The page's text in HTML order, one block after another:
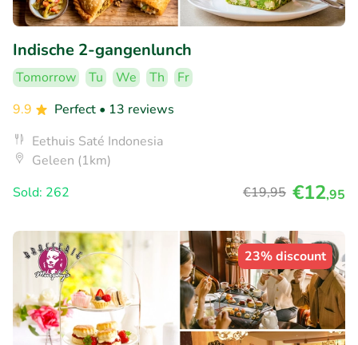
Indische 2-gangenlunch
Tomorrow Tu We Th
Fr
9.9
Perfect • 13 reviews
Eethuis Saté Indonesia
Geleen (1km)
Sold: 262
€19,95 €12,95
23% discount